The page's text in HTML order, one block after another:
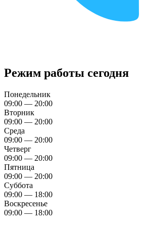
Режим работы сегодня
Понедельник
09:00 — 20:00
Вторник
09:00 — 20:00
Среда
09:00 — 20:00
Четверг
09:00 — 20:00
Пятница
09:00 — 20:00
Суббота
09:00 — 18:00
Воскресенье
09:00 — 18:00